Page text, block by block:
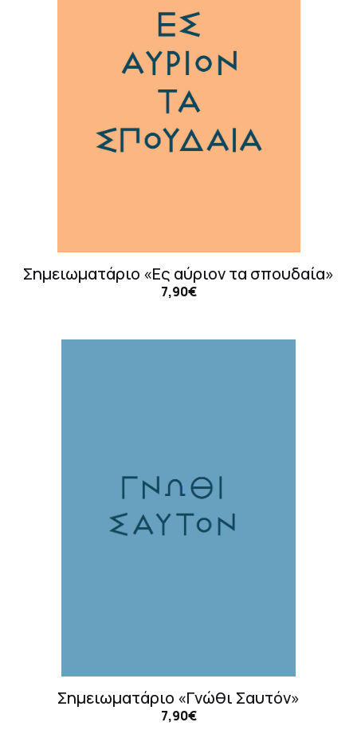
Σημειωματάριο «Ες αύριον τα σπουδαία»
7,90€
Σημειωματάριο «Γνώθι Σαυτόν»
7,90€